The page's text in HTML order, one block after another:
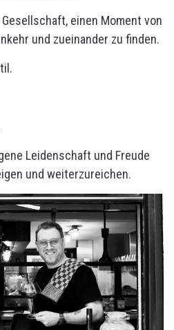
einen Moment von
und zueinander zu finden.
Leidenschaft und Freude
und weiterzureichen.